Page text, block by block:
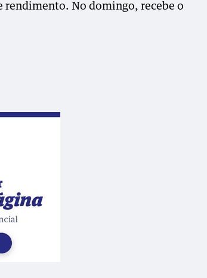
rendimento. No domingo, recebe o